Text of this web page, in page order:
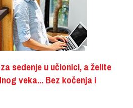
sedenje u učionici, a želite
veka... Bez kočenja i